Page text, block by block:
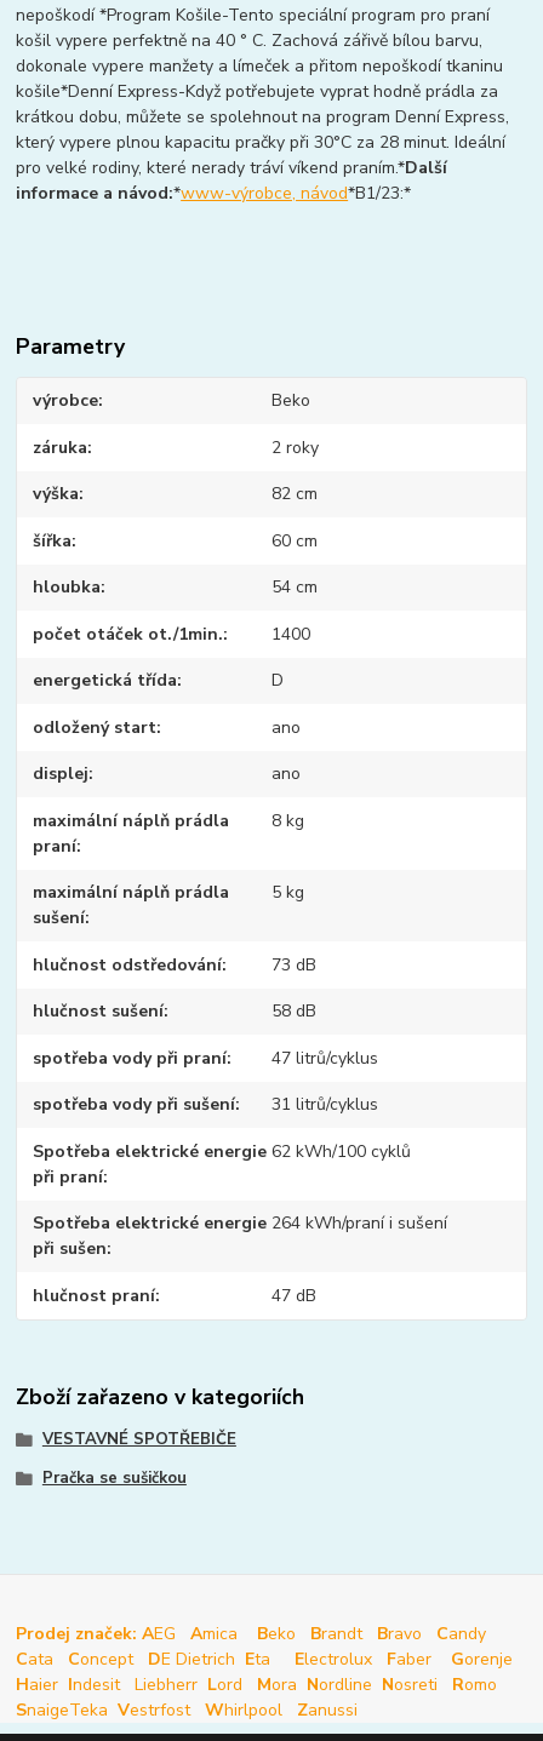
nepoškodí *Program Košile-Tento speciální program pro praní
košil vypere perfektně na 40 ° C. Zachová zářivě bílou barvu,
dokonale vypere manžety a límeček a přitom nepoškodí tkaninu
košile*Denní Express-Když potřebujete vyprat hodně prádla za
krátkou dobu, můžete se spolehnout na program Denní Express,
který vypere plnou kapacitu pračky při 30°C za 28 minut. Ideální
pro velké rodiny, které nerady tráví víkend praním.*Další
informace a návod:*www-výrobce, návod*B1/23:*
Parametry
výrobce Beko
záruka 2 roky
výška 82 cm
šířka 60 cm
hloubka 54 cm
počet otáček ot./1min. 1400
energetická třída D
odložený start ano
displej ano
maximální náplň prádla
praní
8 kg
maximální náplň prádla
sušení
5 kg
hlučnost odstředování 73 dB
hlučnost sušení 58 dB
spotřeba vody při praní 47 litrů/cyklus
spotřeba vody při sušení 31 litrů/cyklus
Spotřeba elektrické energie
při praní
62 kWh/100 cyklů
Spotřeba elektrické energie
při sušen
264 kWh/praní i sušení
hlučnost praní 47 dB
Zboží zařazeno v kategoriích
VESTAVNÉ SPOTŘEBIČE
Pračka se sušičkou
Prodej značek: AEG Amica Beko Brandt Bravo Candy
Cata Concept DE Dietrich Eta Electrolux Faber Gorenje
Haier Indesit Liebherr Lord Mora Nordline Nosreti Romo
SnaigeTeka Vestrfost Whirlpool Zanussi